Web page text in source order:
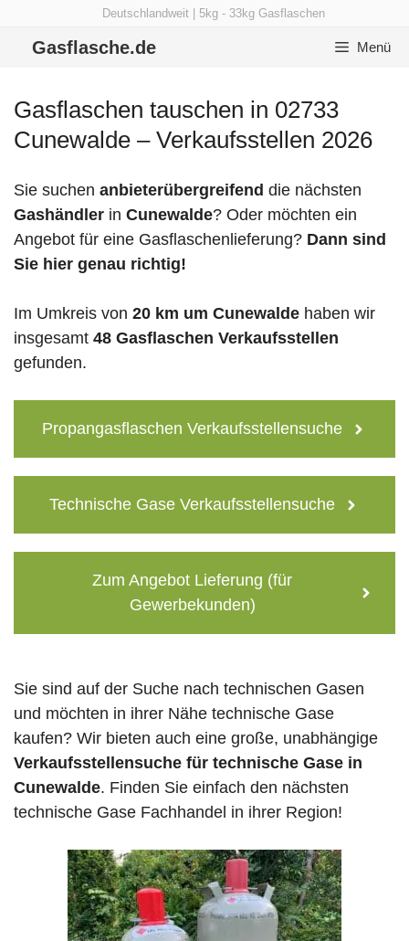
Deutschlandweit | 5kg - 33kg Gasflaschen
Gasflasche.de Menü
Gasflaschen tauschen in 02733
Cunewalde – Verkaufsstellen 2026
Sie suchen anbieterübergreifend die nächsten
Gashändler in Cunewalde? Oder möchten ein
Angebot für eine Gasflaschenlieferung? Dann sind
Sie hier genau richtig!
Im Umkreis von 20 km um Cunewalde haben wir
insgesamt 48 Gasflaschen Verkaufsstellen
gefunden.
Propangasflaschen Verkaufsstellensuche
Technische Gase Verkaufsstellensuche
Zum Angebot Lieferung (für
Gewerbekunden)
Sie sind auf der Suche nach technischen Gasen
und möchten in ihrer Nähe technische Gase
kaufen? Wir bieten auch eine große, unabhängige
Verkaufsstellensuche für technische Gase in
Cunewalde. Finden Sie einfach den nächsten
technische Gase Fachhandel in ihrer Region!